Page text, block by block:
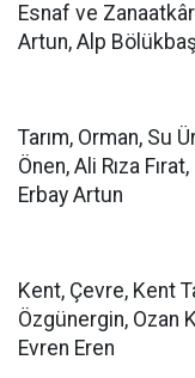
Esnaf ve
Artun, Alp
Tarım, Orman, Su
Önen, Ali Rıza
Erbay Artun
Kent, Çevre, Kent
Özgünergin, Ozan
Evren Eren